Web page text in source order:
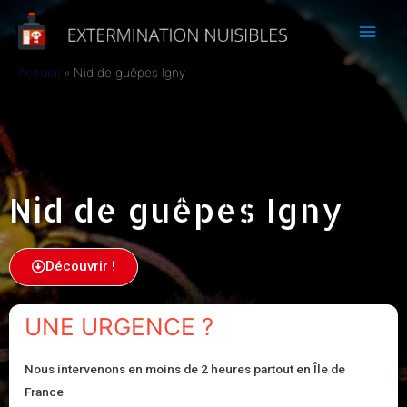
Accueil Nid de guêpes Igny
Nid de guêpes Igny
Découvrir !
UNE URGENCE ?
Nous intervenons en moins de 2 heures partout en Île de
France